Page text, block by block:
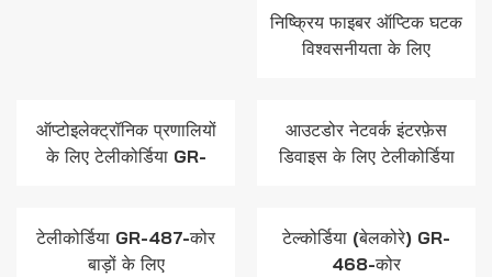
निष्क्रिय फाइबर ऑप्टिक घटक
विश्वसनीयता के लिए
ऑप्टोइलेक्ट्रॉनिक प्रणालियों
के लिए टेलीकोर्डिया GR-
आउटडोर नेटवर्क इंटरफ़ेस
डिवाइस के लिए टेलीकोर्डिया
टेलीकोर्डिया GR-487-कोर
बाड़ों के लिए
टेल्कोर्डिया (बेलकोरे) GR-
468-कोर